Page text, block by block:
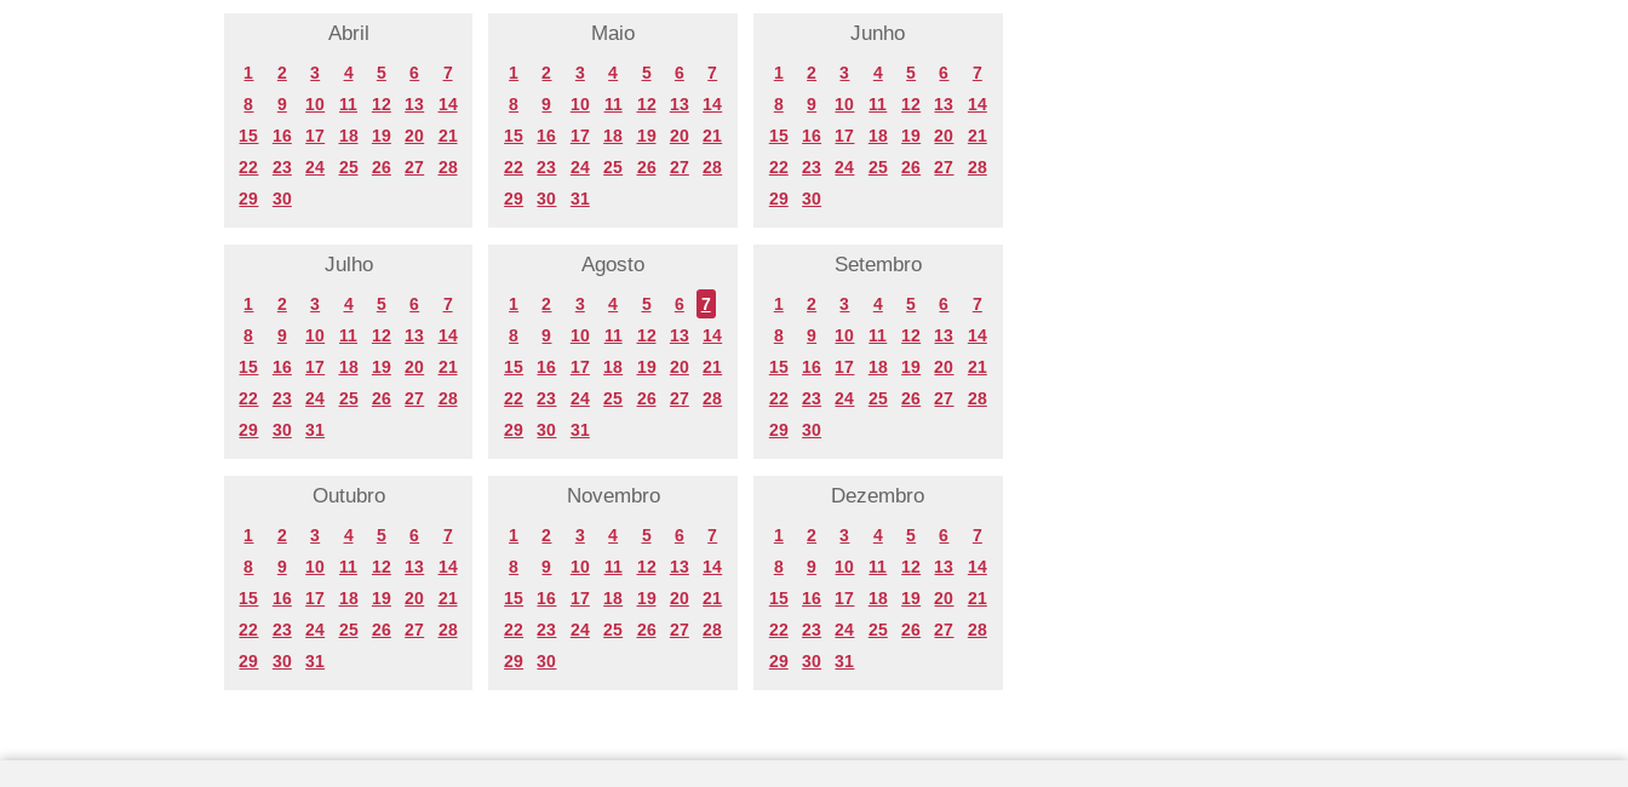
Abril
1 2 3 4 5 6
7
8
9 10 11 12 13
14
15
16 17 18 19 20
21
22
23 24 25 26 27
28
29
30
Maio
1 2 3 4 5 6
7
8
9 10 11 12 13
14
15
16 17 18 19 20
21
22
23 24 25 26 27
28
29
30 31
Junho
1 2 3 4 5 6
7
8
9 10 11 12 13
14
15
16 17 18 19 20
21
22
23 24 25 26 27
28
29
30
Julho
1 2 3 4 5 6
7
8
9 10 11 12 13
14
15
16 17 18 19 20
21
22
23 24 25 26 27
28
29
30 31
Agosto
1 2 3 4 5 6
7
8
9 10 11 12 13
14
15
16 17 18 19 20
21
22
23 24 25 26 27
28
29
30 31
Setembro
1 2 3 4 5 6
7
8
9 10 11 12 13
14
15
16 17 18 19 20
21
22
23 24 25 26 27
28
29
30
Outubro
1 2 3 4 5 6
7
8
9 10 11 12 13
14
15
16 17 18 19 20
21
22
23 24 25 26 27
28
29
30 31
Novembro
1 2 3 4 5 6
7
8
9 10 11 12 13
14
15
16 17 18 19 20
21
22
23 24 25 26 27
28
29
30
Dezembro
1 2 3 4 5 6
7
8
9 10 11 12 13
14
15
16 17 18 19 20
21
22
23 24 25 26 27
28
29
30 31